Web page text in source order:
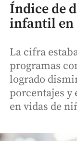
Índice de
infantil en
La cifra
programas
logrado
porcentajes y
en vidas de